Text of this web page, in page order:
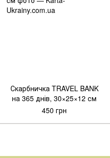
Скарбничка TRAVEL BANK
на 365 днів, 30×25×12 см
450 грн